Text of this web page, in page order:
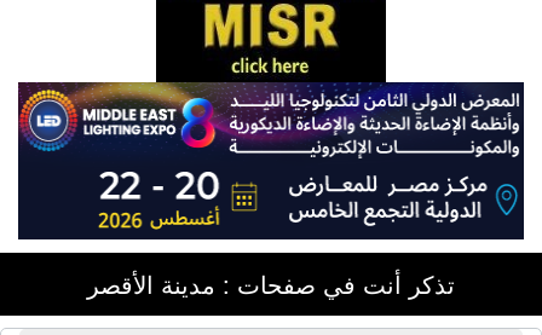
تذكر أنت في صفحات : مدينة الأقصر